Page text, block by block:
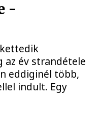
-
év strandétele
eddiginél több,
indult. Egy